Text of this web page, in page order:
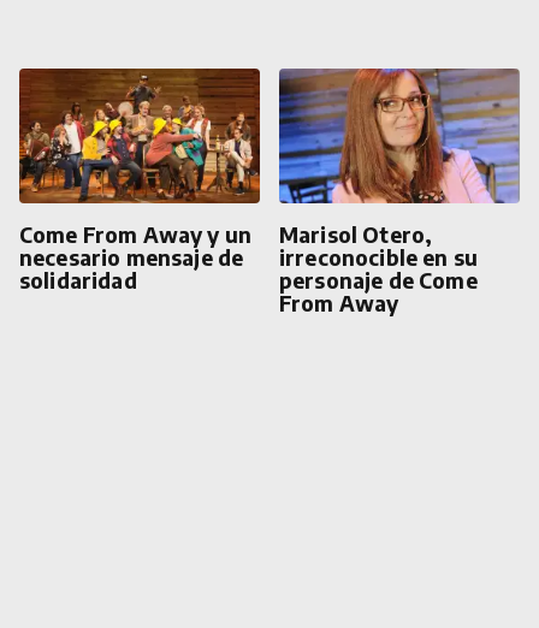
Come From Away y un
necesario mensaje de
solidaridad
Marisol Otero,
irreconocible en su
personaje de Come
From Away